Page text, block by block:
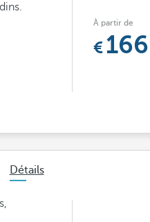
À partir de
166
Détails